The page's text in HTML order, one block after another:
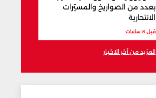
بعدد من الصواريخ والمسيّرات
الانتحارية
قبل 8 ساعات
المزيد من آخر الاخبار